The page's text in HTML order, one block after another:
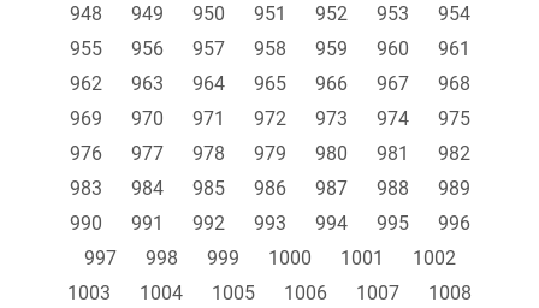
948
949 950 951 952 953
954
955
956 957 958 959 960
961
962
963 964 965 966 967
968
969
970 971 972 973 974
975
976
977 978 979 980 981
982
983
984 985 986 987 988
989
990
991 992 993 994 995
996
997
998 999 1000 1001
1002
1003
1004 1005 1006 1007
1008